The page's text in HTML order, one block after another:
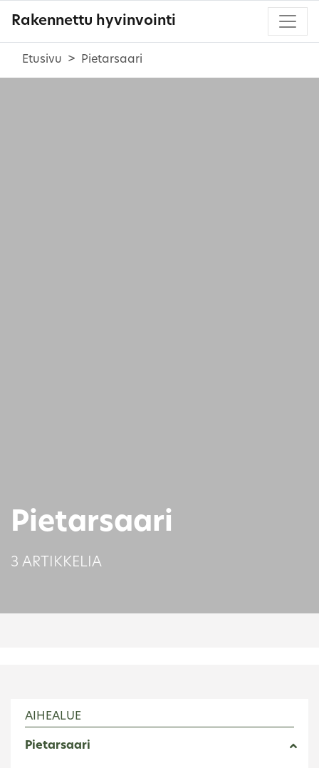
Rakennettu hyvinvointi
Etusivu Pietarsaari
Pietarsaari
3 ARTIKKELIA
AIHEALUE
Pietarsaari